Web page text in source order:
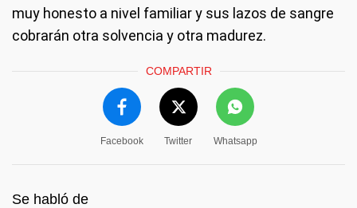
muy honesto a nivel familiar y sus lazos de sangre
cobrarán otra solvencia y otra madurez.
COMPARTIR
Facebook Twitter Whatsapp
Se habló de